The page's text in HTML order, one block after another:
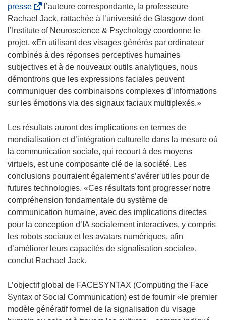
presse(
s
’
o
u
v
r
e
d
n
s
u
n
e
n
o
u
v
e
l
l
f
e
n
l’auteure correspondante, la professeure
Rachael Jack, rattachée à l’université de Glasgow dont
l’Institute of Neuroscience & Psychology coordonne le
projet. «En utilisant des visages générés par ordinateur
combinés à des réponses perceptives humaines
subjectives et à de nouveaux outils analytiques, nous
démontrons que les expressions faciales peuvent
communiquer des combinaisons complexes d’informations
sur les émotions via des signaux faciaux multiplexés.»
Les résultats auront des implications en termes de
mondialisation et d’intégration culturelle dans la mesure où
la communication sociale, qui recourt à des moyens
virtuels, est une composante clé de la société. Les
conclusions pourraient également s’avérer utiles pour de
futures technologies. «Ces résultats font progresser notre
compréhension fondamentale du système de
communication humaine, avec des implications directes
pour la conception d’IA socialement interactives, y compris
les robots sociaux et les avatars numériques, afin
d’améliorer leurs capacités de signalisation sociale»,
conclut Rachael Jack.
L’objectif global de FACESYNTAX (Computing the Face
Syntax of Social Communication) est de fournir «le premier
modèle génératif formel de la signalisation du visage